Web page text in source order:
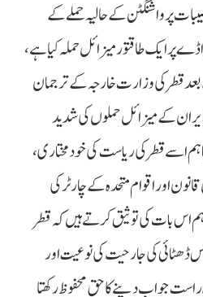
پر واشنگٹن کے حالیہ حملے کے
پر ایک طاقتور میزائل حملہ کیا ہے،
بعد قطر کی وزارت خارجہ کے ترجمان
ایران کے میزائل حملوں کی شدید
اسے قطر کی ریاست کی خودمختاری،
اور اقوام متحدہ کے چارٹر کی
اس بات کی توثیق کرتے ہیں کہ قطر
ڈھٹائی کی جارحیت کی نوعیت اور
راست جواب دینے کا حق محفوظ رکھتا